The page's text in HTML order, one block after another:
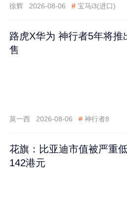
徐辉 2026-08-06 # 宝马i3(进口)
路虎X华为 神行者5年将推
售
莫一西 2026-08-06 # 神行者8
花旗：比亚迪市值被严重
142港元